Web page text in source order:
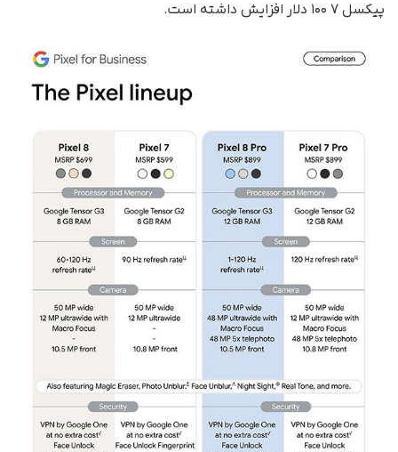
پیکسل ۷ ۱۰۰ دلار افزایش داشته است.